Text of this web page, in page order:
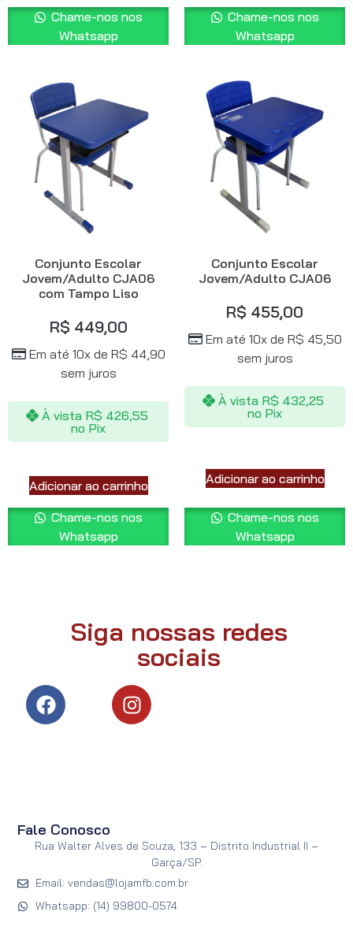
Chame-nos nos
Whatsapp
Chame-nos nos
Whatsapp
Conjunto Escolar
Jovem/Adulto CJA06
com Tampo Liso
R$ 449,00
Em até 10x de R$ 44,90
sem juros
À vista R$ 426,55
no Pix
Adicionar ao carrinho
Chame-nos nos
Whatsapp
Conjunto Escolar
Jovem/Adulto CJA06
R$ 455,00
Em até 10x de R$ 45,50
sem juros
À vista R$ 432,25
no Pix
Adicionar ao carrinho
Chame-nos nos
Whatsapp
Siga nossas redes
sociais
Fale Conosco
Rua Walter Alves de Souza, 133 – Distrito Industrial II –
Garça/SP.
Email: vendas@lojamfb.com.br
Whatsapp: (14) 99800-0574